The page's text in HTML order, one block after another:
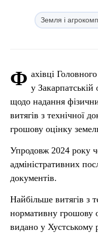
Земля і
Ф ахівці
у
щодо надання
витягів з технічної
грошову оцінку
Упродовж 2024 року
адміністративних
документів.
Найбільше витягів з
нормативну грошову
видано у Хустському